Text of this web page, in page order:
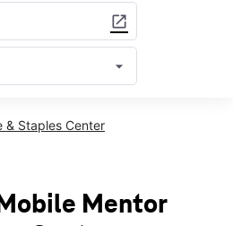
open_in_new
arrow_drop_down
p.m.
p.m.
p.m.
& Staples Center
Mentor